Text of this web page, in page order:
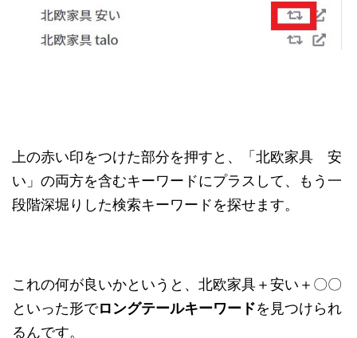
上の赤い印をつけた部分を押すと、「北欧家具 安
い」の両方を含むキーワードにプラスして、もう一
段階深堀りした検索キーワードを探せます。
これの何が良いかというと、北欧家具＋安い＋〇〇
といった形でロングテールキーワードを見つけられ
るんです。